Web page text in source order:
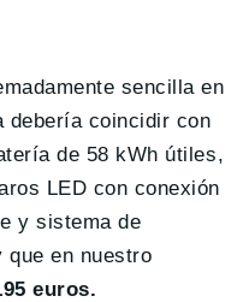
sencilla en
debería coincidir con
de 58 kWh útiles,
LED con conexión
y sistema de
que en nuestro
euros.